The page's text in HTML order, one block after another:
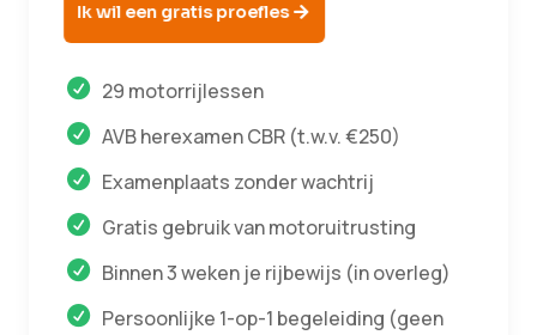
Ik wil een gratis proefles
29 motorrijlessen
AVB herexamen CBR (t.w.v. €250)
Examenplaats zonder wachtrij
Gratis gebruik van motoruitrusting
Binnen 3 weken je rijbewijs (in overleg)
Persoonlijke 1-op-1 begeleiding (geen